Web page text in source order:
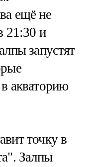
ещё не
21:30 и
запустят
акваторию
точку в
Залпы